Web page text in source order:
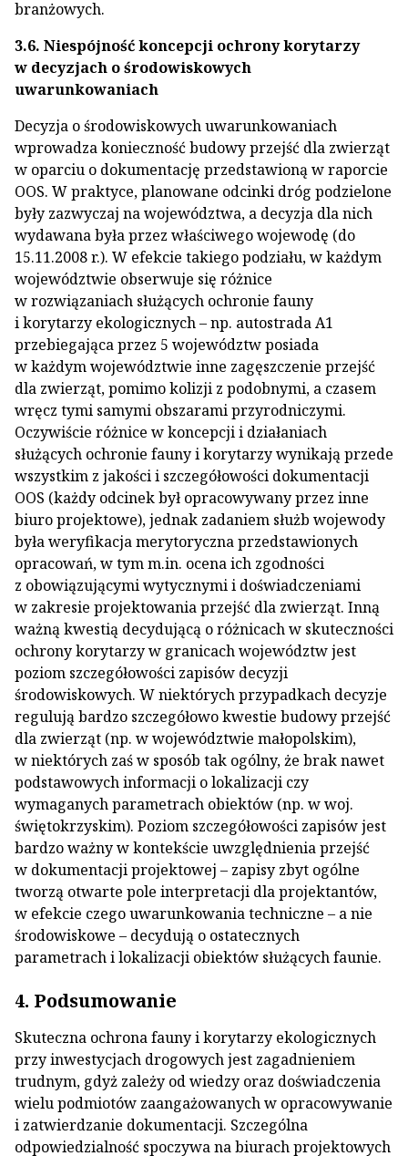
branżowych.
3.6. Niespójność koncepcji ochrony korytarzy
w decyzjach o środowiskowych
uwarunkowaniach
Decyzja o środowiskowych uwarunkowaniach
wprowadza konieczność budowy przejść dla zwierząt
w oparciu o dokumentację przedstawioną w raporcie
OOS. W praktyce, planowane odcinki dróg podzielone
były zazwyczaj na województwa, a decyzja dla nich
wydawana była przez właściwego wojewodę (do
15.11.2008 r.). W efekcie takiego podziału, w każdym
województwie obserwuje się różnice
w rozwiązaniach służących ochronie fauny
i korytarzy ekologicznych – np. autostrada A1
przebiegająca przez 5 województw posiada
w każdym województwie inne zagęszczenie przejść
dla zwierząt, pomimo kolizji z podobnymi, a czasem
wręcz tymi samymi obszarami przyrodniczymi.
Oczywiście różnice w koncepcji i działaniach
służących ochronie fauny i korytarzy wynikają przede
wszystkim z jakości i szczegółowości dokumentacji
OOS (każdy odcinek był opracowywany przez inne
biuro projektowe), jednak zadaniem służb wojewody
była weryfikacja merytoryczna przedstawionych
opracowań, w tym m.in. ocena ich zgodności
z obowiązującymi wytycznymi i doświadczeniami
w zakresie projektowania przejść dla zwierząt. Inną
ważną kwestią decydującą o różnicach w skuteczności
ochrony korytarzy w granicach województw jest
poziom szczegółowości zapisów decyzji
środowiskowych. W niektórych przypadkach decyzje
regulują bardzo szczegółowo kwestie budowy przejść
dla zwierząt (np. w województwie małopolskim),
w niektórych zaś w sposób tak ogólny, że brak nawet
podstawowych informacji o lokalizacji czy
wymaganych parametrach obiektów (np. w woj.
świętokrzyskim). Poziom szczegółowości zapisów jest
bardzo ważny w kontekście uwzględnienia przejść
w dokumentacji projektowej – zapisy zbyt ogólne
tworzą otwarte pole interpretacji dla projektantów,
w efekcie czego uwarunkowania techniczne – a nie
środowiskowe – decydują o ostatecznych
parametrach i lokalizacji obiektów służących faunie.
4. Podsumowanie
Skuteczna ochrona fauny i korytarzy ekologicznych
przy inwestycjach drogowych jest zagadnieniem
trudnym, gdyż zależy od wiedzy oraz doświadczenia
wielu podmiotów zaangażowanych w opracowywanie
i zatwierdzanie dokumentacji. Szczególna
odpowiedzialność spoczywa na biurach projektowych